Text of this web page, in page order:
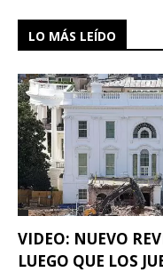
LO MÁS LEÍDO
VIDEO: NUEVO
LUEGO QUE LOS